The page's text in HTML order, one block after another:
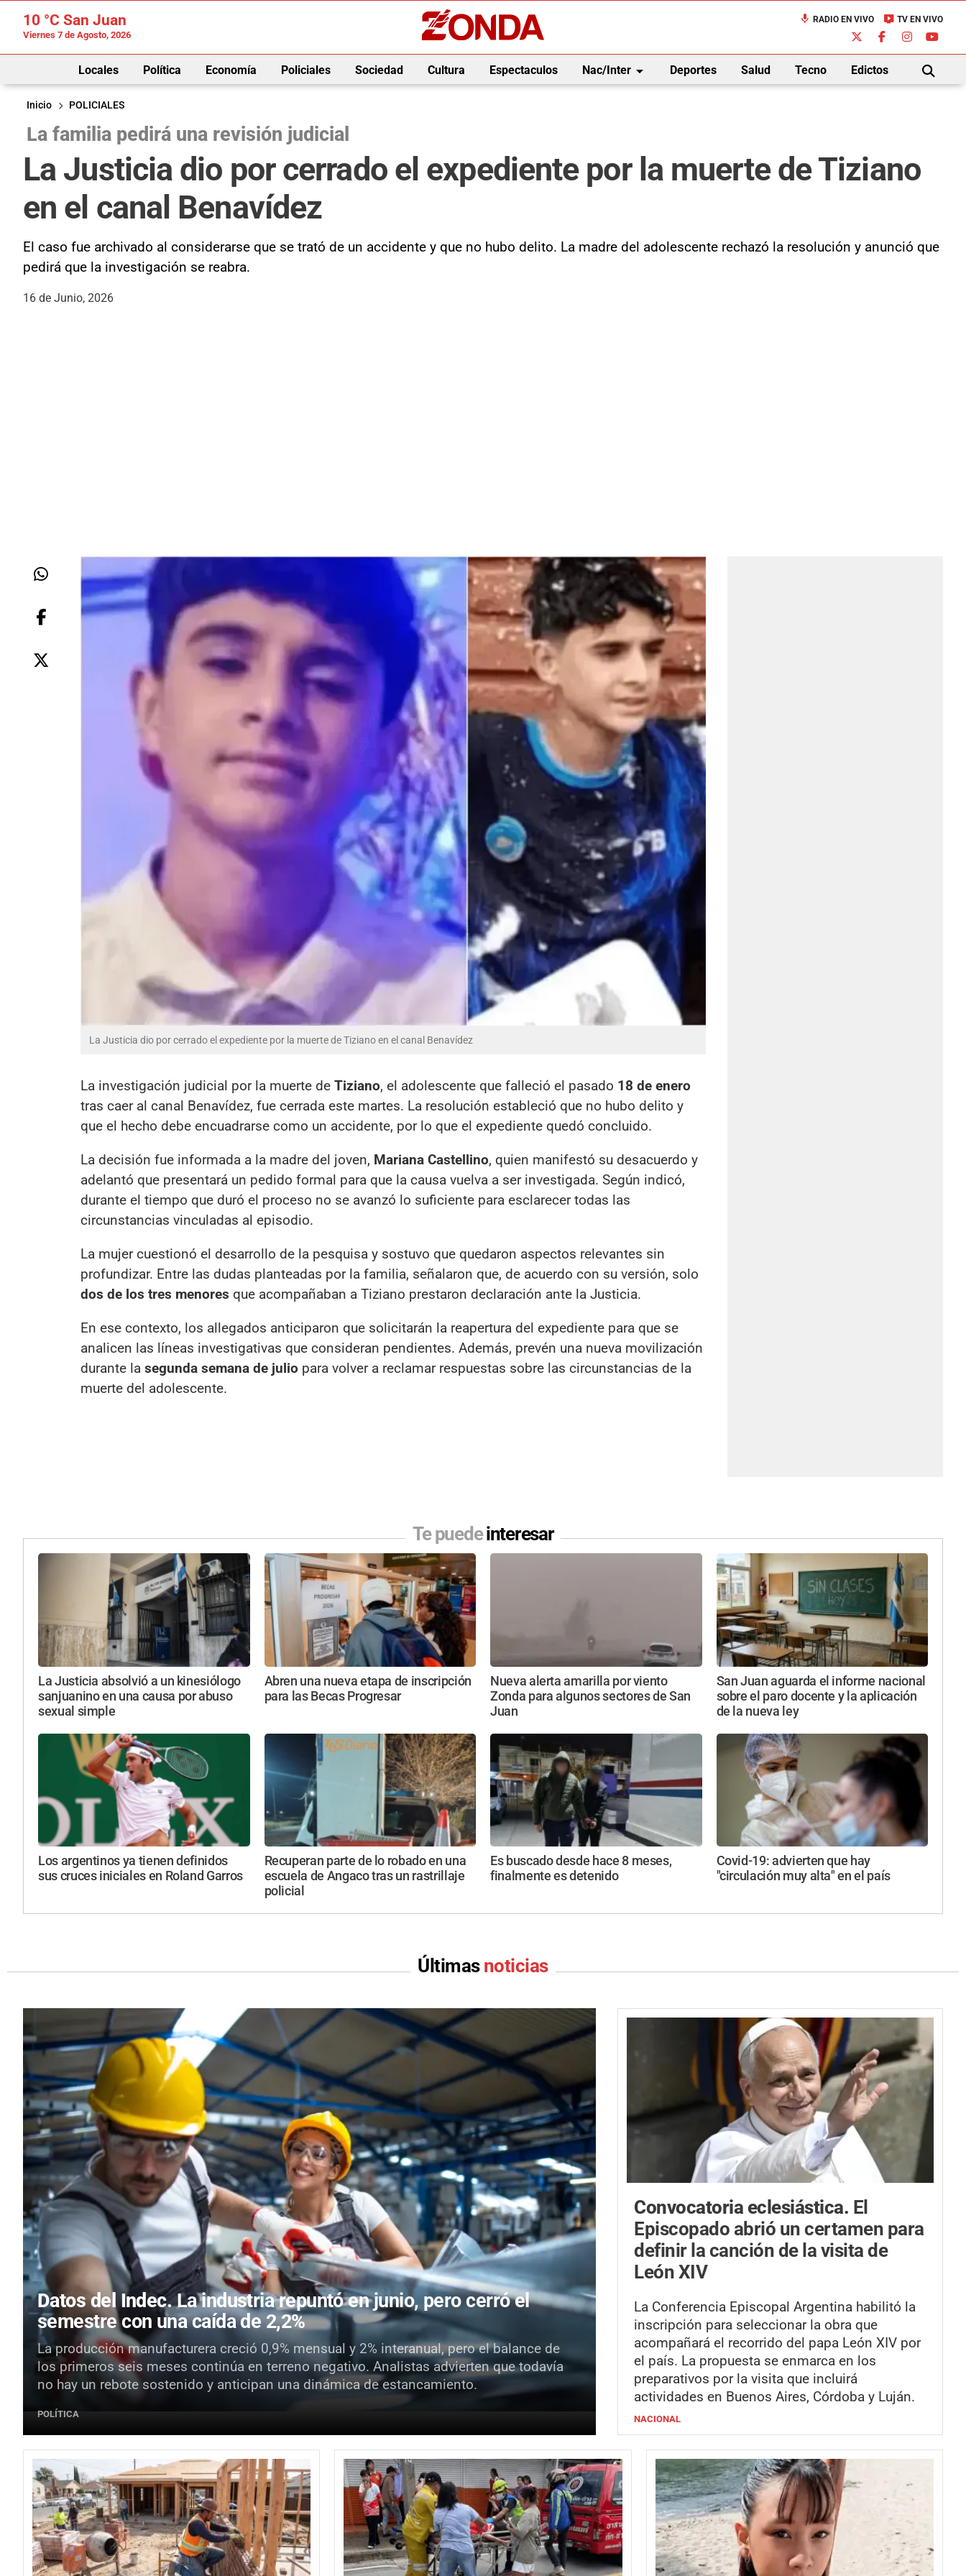
10 °C San Juan
Viernes 7 de Agosto, 2026
mic RADIO EN VIVO live_tv TV EN VIVO
Locales Política Economía Policiales Sociedad Cultura Espectaculos Nac/Interarrow_drop_down Deportes Salud Tecno Edictos
BUSCAR
Inicio
POLICIALES
La familia pedirá una revisión judicial
La Justicia dio por cerrado el expediente por la muerte de Tiziano
en el canal Benavídez
El caso fue archivado al considerarse que se trató de un accidente y que no hubo delito. La madre del adolescente rechazó la resolución y anunció que
pedirá que la investigación se reabra.
16 de Junio, 2026
La Justicia dio por cerrado el expediente por la muerte de Tiziano en el canal Benavídez
La investigación judicial por la muerte de Tiziano, el adolescente que falleció el pasado 18 de enero
tras caer al canal Benavídez, fue cerrada este martes. La resolución estableció que no hubo delito y
que el hecho debe encuadrarse como un accidente, por lo que el expediente quedó concluido.
La decisión fue informada a la madre del joven, Mariana Castellino, quien manifestó su desacuerdo y
adelantó que presentará un pedido formal para que la causa vuelva a ser investigada. Según indicó,
durante el tiempo que duró el proceso no se avanzó lo suficiente para esclarecer todas las
circunstancias vinculadas al episodio.
La mujer cuestionó el desarrollo de la pesquisa y sostuvo que quedaron aspectos relevantes sin
profundizar. Entre las dudas planteadas por la familia, señalaron que, de acuerdo con su versión, solo
dos de los tres menores que acompañaban a Tiziano prestaron declaración ante la Justicia.
En ese contexto, los allegados anticiparon que solicitarán la reapertura del expediente para que se
analicen las líneas investigativas que consideran pendientes. Además, prevén una nueva movilización
durante la segunda semana de julio para volver a reclamar respuestas sobre las circunstancias de la
muerte del adolescente.
Te puedeinteresar
La Justicia absolvió a un kinesiólogo
sanjuanino en una causa por abuso
sexual simple
Abren una nueva etapa de inscripción
para las Becas Progresar
Nueva alerta amarilla por viento
Zonda para algunos sectores de San
Juan
San Juan aguarda el informe nacional
sobre el paro docente y la aplicación
de la nueva ley
Los argentinos ya tienen definidos
sus cruces iniciales en Roland Garros
Recuperan parte de lo robado en una
escuela de Angaco tras un rastrillaje
policial
Es buscado desde hace 8 meses,
finalmente es detenido
Covid-19: advierten que hay
"circulación muy alta" en el país
Últimas noticias
Datos del Indec.La industria repuntó en junio, pero cerró el
semestre con una caída de 2,2%
La producción manufacturera creció 0,9% mensual y 2% interanual, pero el balance de
los primeros seis meses continúa en terreno negativo. Analistas advierten que todavía
no hay un rebote sostenido y anticipan una dinámica de estancamiento.
POLÍTICA
Convocatoria eclesiástica. El
Episcopado abrió un certamen para
definir la canción de la visita de
León XIV
La Conferencia Episcopal Argentina habilitó la
inscripción para seleccionar la obra que
acompañará el recorrido del papa León XIV por
el país. La propuesta se enmarca en los
preparativos por la visita que incluirá
actividades en Buenos Aires, Córdoba y Luján.
NACIONAL